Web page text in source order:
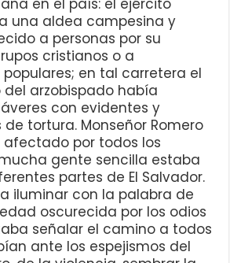
en el país: el ejército
una aldea campesina y
a personas por su
cristianos o a
en tal carretera el
arzobispado había
con evidentes y
tortura. Monseñor Romero
por todos los
gente sencilla estaba
partes de El Salvador.
iluminar con la palabra de
oscurecida por los odios
señalar el camino a todos
ante los espejismos del